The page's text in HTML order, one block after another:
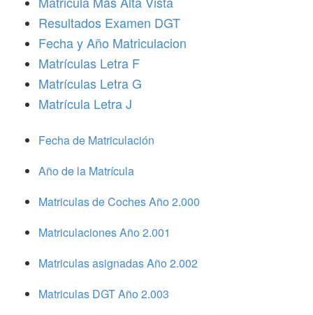
Resultados Examen DGT
Fecha y Año Matriculacion
Matrículas Letra F
Matrículas Letra G
Matrícula Letra J
Fecha de Matriculación
Año de la Matrícula
Matriculas de Coches Año 2.000
Matriculaciones Año 2.001
Matriculas asignadas Año 2.002
Matriculas DGT Año 2.003